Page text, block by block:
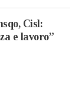
Cisl:
e lavoro”